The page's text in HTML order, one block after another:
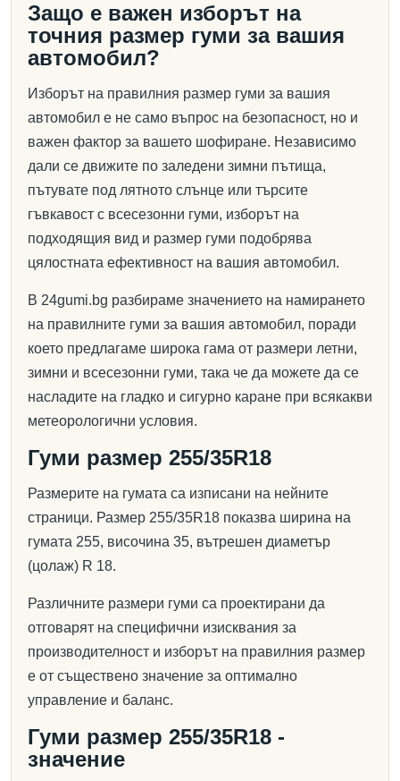
Защо е важен изборът на
точния размер гуми за вашия
автомобил?
Изборът на правилния размер гуми за вашия
автомобил е не само въпрос на безопасност, но и
важен фактор за вашето шофиране. Независимо
дали се движите по заледени зимни пътища,
пътувате под лятното слънце или търсите
гъвкавост с всесезонни гуми, изборът на
подходящия вид и размер гуми подобрява
цялостната ефективност на вашия автомобил.
В 24gumi.bg разбираме значението на намирането
на правилните гуми за вашия автомобил, поради
което предлагаме широка гама от размери летни,
зимни и всесезонни гуми, така че да можете да се
насладите на гладко и сигурно каране при всякакви
метеорологични условия.
Гуми размер 255/35R18
Размерите на гумата са изписани на нейните
страници. Размер 255/35R18 показва ширина на
гумата 255, височина 35, вътрешен диаметър
(цолаж) R 18.
Различните размери гуми са проектирани да
отговарят на специфични изисквания за
производителност и изборът на правилния размер
е от съществено значение за оптимално
управление и баланс.
Гуми размер 255/35R18 -
значение